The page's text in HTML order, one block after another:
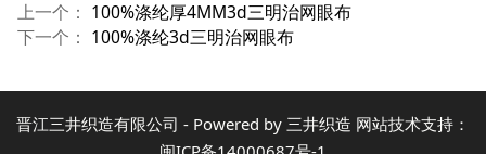
上一个： 100%涤纶厚4MM3d三明治网眼布
下一个： 100%涤纶3d三明治网眼布
晋江三井织造有限公司 - Powered by 三井织造 网站技术支持：